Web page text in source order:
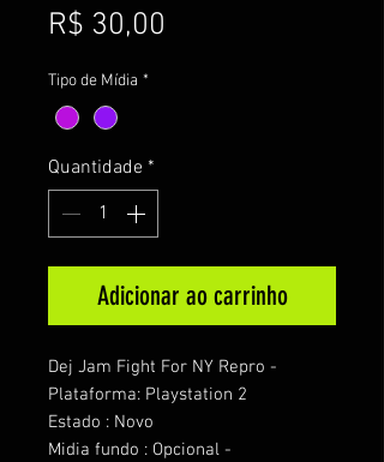
R$ 30,00
Tipo de Mídia *
Quantidade *
Adicionar ao carrinho
Dej Jam Fight For NY Repro -
Plataforma: Playstation 2
Estado : Novo
Midia fundo : Opcional -